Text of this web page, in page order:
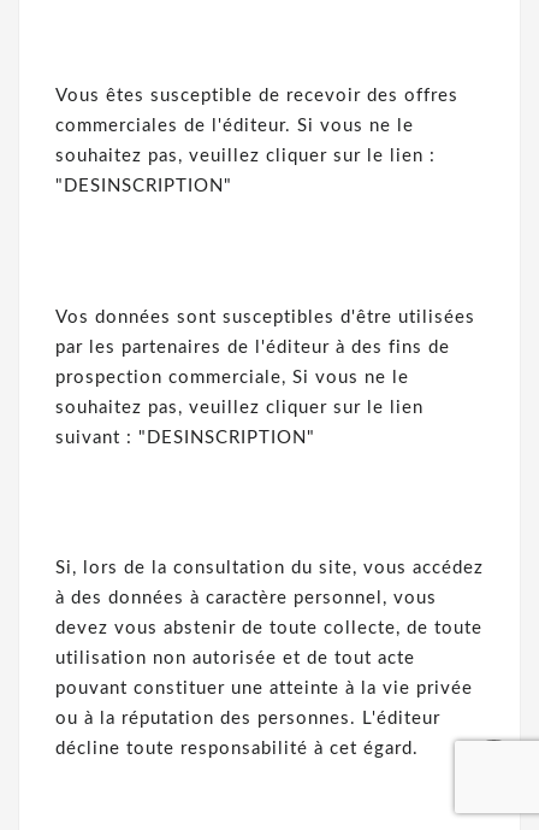
Vous êtes susceptible de recevoir des offres
commerciales de l'éditeur. Si vous ne le
souhaitez pas, veuillez cliquer sur le lien :
"DESINSCRIPTION"
Vos données sont susceptibles d'être utilisées
par les partenaires de l'éditeur à des fins de
prospection commerciale, Si vous ne le
souhaitez pas, veuillez cliquer sur le lien
suivant : "DESINSCRIPTION"
Si, lors de la consultation du site, vous accédez
à des données à caractère personnel, vous
devez vous abstenir de toute collecte, de toute
utilisation non autorisée et de tout acte
pouvant constituer une atteinte à la vie privée
ou à la réputation des personnes. L'éditeur
décline toute responsabilité à cet égard.